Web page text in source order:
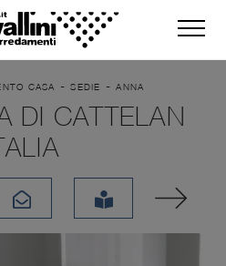
CASA -SEDIE -ANNA
DI CATTELAN